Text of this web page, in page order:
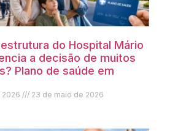
do Hospital Mário
a decisão de muitos
Plano de saúde em
2026 23 de maio de 2026